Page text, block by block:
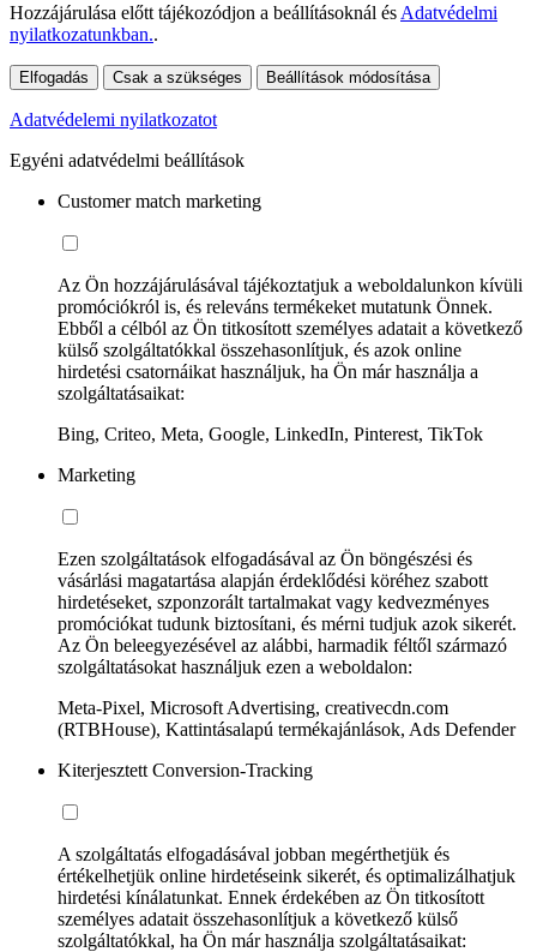
Hozzájárulása előtt tájékozódjon a beállításoknál és Adatvédelmi
nyilatkozatunkban..
Elfogadás Csak a szükséges Beállítások módosítása
Adatvédelemi nyilatkozatot
Egyéni adatvédelmi beállítások
Customer match marketing
Az Ön hozzájárulásával tájékoztatjuk a weboldalunkon kívüli
promóciókról is, és releváns termékeket mutatunk Önnek.
Ebből a célból az Ön titkosított személyes adatait a következő
külső szolgáltatókkal összehasonlítjuk, és azok online
hirdetési csatornáikat használjuk, ha Ön már használja a
szolgáltatásaikat:
Bing, Criteo, Meta, Google, LinkedIn, Pinterest, TikTok
Marketing
Ezen szolgáltatások elfogadásával az Ön böngészési és
vásárlási magatartása alapján érdeklődési köréhez szabott
hirdetéseket, szponzorált tartalmakat vagy kedvezményes
promóciókat tudunk biztosítani, és mérni tudjuk azok sikerét.
Az Ön beleegyezésével az alábbi, harmadik féltől származó
szolgáltatásokat használjuk ezen a weboldalon:
Meta-Pixel, Microsoft Advertising, creativecdn.com
(RTBHouse), Kattintásalapú termékajánlások, Ads Defender
Kiterjesztett Conversion-Tracking
A szolgáltatás elfogadásával jobban megérthetjük és
értékelhetjük online hirdetéseink sikerét, és optimalizálhatjuk
hirdetési kínálatunkat. Ennek érdekében az Ön titkosított
személyes adatait összehasonlítjuk a következő külső
szolgáltatókkal, ha Ön már használja szolgáltatásaikat: